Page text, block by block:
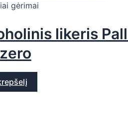
gėrimai
likeris